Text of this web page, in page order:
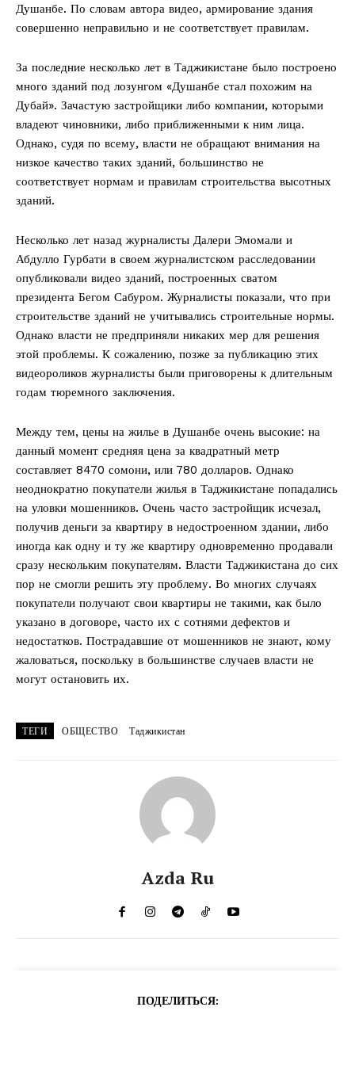
Душанбе. По словам автора видео, армирование здания
совершенно неправильно и не соответствует правилам.
За последние несколько лет в Таджикистане было построено
много зданий под лозунгом «Душанбе стал похожим на
Дубай». Зачастую застройщики либо компании, которыми
владеют чиновники, либо приближенными к ним лица.
Однако, судя по всему, власти не обращают внимания на
низкое качество таких зданий, большинство не
соответствует нормам и правилам строительства высотных
зданий.
Несколько лет назад журналисты Далери Эмомали и
Абдулло Гурбати в своем журналистском расследовании
опубликовали видео зданий, построенных сватом
президента Бегом Сабуром. Журналисты показали, что при
строительстве зданий не учитывались строительные нормы.
Однако власти не предприняли никаких мер для решения
этой проблемы. К сожалению, позже за публикацию этих
видеороликов журналисты были приговорены к длительным
годам тюремного заключения.
Между тем, цены на жилье в Душанбе очень высокие: на
данный момент средняя цена за квадратный метр
составляет 8470 сомони, или 780 долларов. Однако
неоднократно покупатели жилья в Таджикистане попадались
на уловки мошенников. Очень часто застройщик исчезал,
получив деньги за квартиру в недостроенном здании, либо
иногда как одну и ту же квартиру одновременно продавали
сразу нескольким покупателям. Власти Таджикистана до сих
пор не смогли решить эту проблему. Во многих случаях
покупатели получают свои квартиры не такими, как было
указано в договоре, часто их с сотнями дефектов и
недостатков. Пострадавшие от мошенников не знают, кому
жаловаться, поскольку в большинстве случаев власти не
могут остановить их.
ТЕГИ ОБЩЕСТВО Таджикистан
Azda Ru
ПОДЕЛИТЬСЯ: